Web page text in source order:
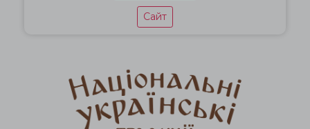
Сайт